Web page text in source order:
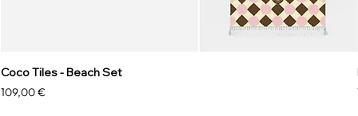
Coco Tiles - Beach Set
Precio
109,00 €